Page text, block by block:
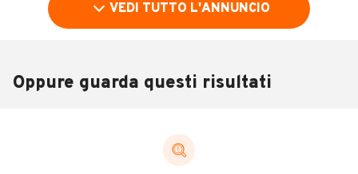
Mesi
DURATA
€ 1.500
VEDI TUTTO L'ANNUNCIO
Oppure guarda questi risultati